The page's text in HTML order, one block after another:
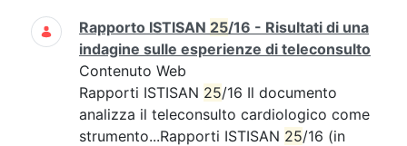
Rapporto ISTISAN 25/16 - Risultati di una
indagine sulle esperienze di teleconsulto
Contenuto Web
Rapporti ISTISAN 25/16 Il documento
analizza il teleconsulto cardiologico come
strumento...Rapporti ISTISAN 25/16 (in